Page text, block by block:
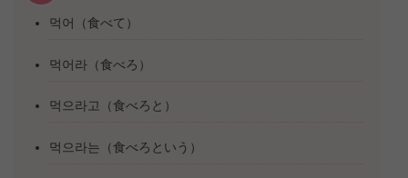
먹어（食べて）
먹어라（食べろ）
먹으라고（食べろと）
먹으라는（食べろという）